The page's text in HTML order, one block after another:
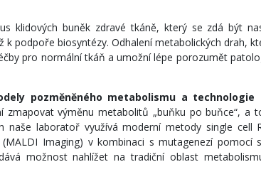
klidových buněk zdravé tkáně, který se zdá být
k podpoře biosyntézy. Odhalení metabolických drah,
pro normální tkáň a umožní lépe porozumět
pozměněného metabolismu a technologie
zmapovat výměnu metabolitů „buňku po buňce“, a
naše laboratoř využívá moderní metody single cell
Imaging) v kombinaci s mutagenezí pomocí
možnost nahlížet na tradiční oblast